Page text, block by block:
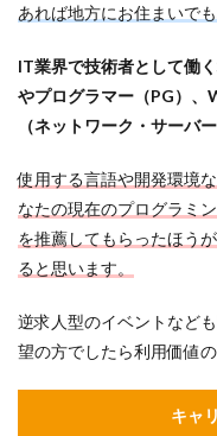
あれば地方にお住まいでも
IT業界で技術者として働
やプログラマー（PG）、
（ネットワーク・サーバ
使用する言語や開発環境
なたの現在のプログラミ
を推薦してもらったほう
ると思います。
逆求人型のイベントなど
望の方でしたら利用価値
キャ